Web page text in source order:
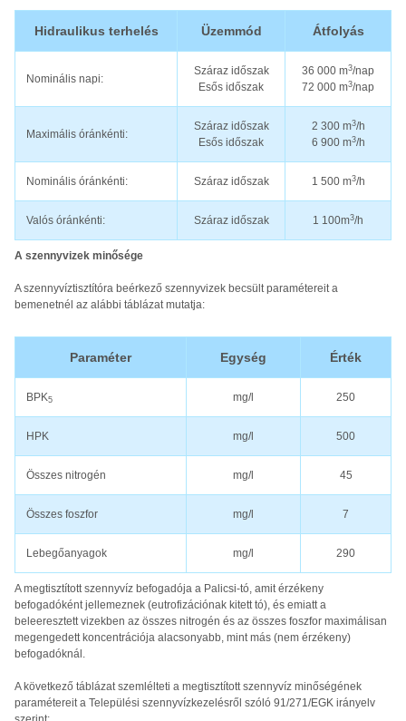
Hidraulikus terhelés Üzemmód Átfolyás
Nominális napi:
Száraz időszak
Esős időszak
36 000 m3/nap
72 000 m3/nap
Maximális óránkénti:
Száraz időszak
Esős időszak
2 300 m3/h
6 900 m3/h
Nominális óránkénti: Száraz időszak 1 500 m3/h
Valós óránkénti: Száraz időszak 1 100m3/h
A szennyvizek minősége
A szennyvíztisztítóra beérkező szennyvizek becsült paramétereit a
bemenetnél az alábbi táblázat mutatja:
Paraméter Egység Érték
BPK5 mg/l 250
HPK mg/l 500
Összes nitrogén mg/l 45
Összes foszfor mg/l 7
Lebegőanyagok mg/l 290
A megtisztított szennyvíz befogadója a Palicsi-tó, amit érzékeny
befogadóként jellemeznek (eutrofizációnak kitett tó), és emiatt a
beleeresztett vizekben az összes nitrogén és az összes foszfor maximálisan
megengedett koncentrációja alacsonyabb, mint más (nem érzékeny)
befogadóknál.
A következő táblázat szemlélteti a megtisztított szennyvíz minőségének
paramétereit a Települési szennyvízkezelésről szóló 91/271/EGK irányelv